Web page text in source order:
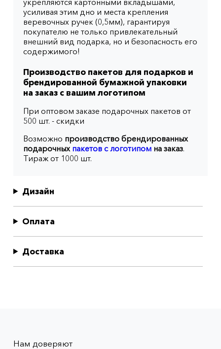
укрепляются картонными вкладышами,
усиливая этим дно и места крепления
веревочных ручек (0,5мм), гарантируя
покупателю не только привлекательный
внешний вид подарка, но и безопасность его
содержимого!
Производство пакетов для подарков и
брендированной бумажной упаковки
на заказ с вашим логотипом
При оптовом заказе подарочных пакетов от
500 шт. - скидки
Возможно производство брендированных
подарочных пакетов с логотипомна заказ.
Тираж от 1000 шт.
Дизайн
Оплата
Доставка
Нам доверяют